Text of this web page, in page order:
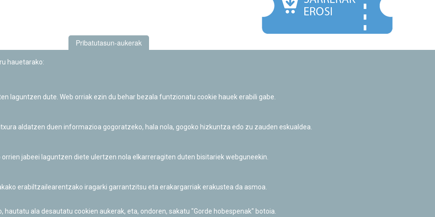
Informazio publikoa eskatzeko baimena
Pribatutasun-aukerak
hauetarako:
laguntzen dute. Web orriak ezin du behar bezala funtzionatu cookie hauek erabili gabe.
aldatzen duen informazioa gogoratzeko, hala nola, gogoko hizkuntza edo zu zauden eskualdea.
jabeei laguntzen diete ulertzen nola elkarreragiten duten bisitariek webguneekin.
erabiltzailearentzako iragarki garrantzitsu eta erakargarriak erakustea da asmoa.
ala desautatu cookien aukerak, eta, ondoren, sakatu "Gorde hobespenak" botoia.